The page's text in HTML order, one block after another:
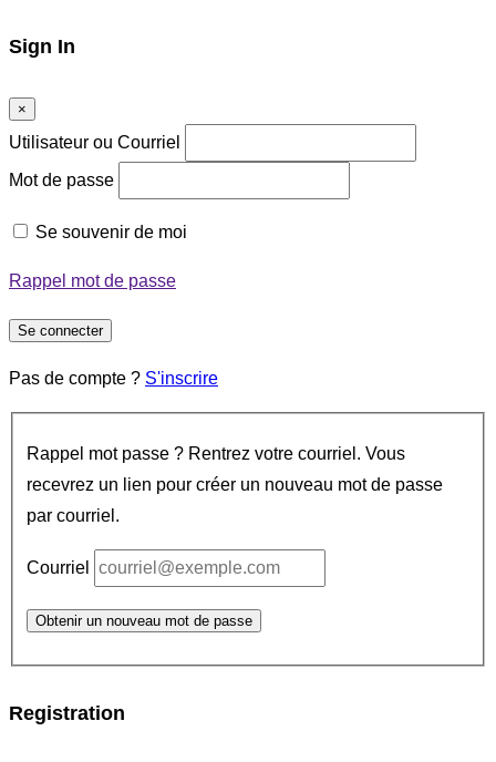
Sign In
×
Utilisateur ou Courriel
Mot de passe
Se souvenir de moi
Rappel mot de passe
Se connecter
Pas de compte ? S'inscrire
Rappel mot passe ? Rentrez votre courriel. Vous
recevrez un lien pour créer un nouveau mot de passe
par courriel.
Courriel
Obtenir un nouveau mot de passe
Registration